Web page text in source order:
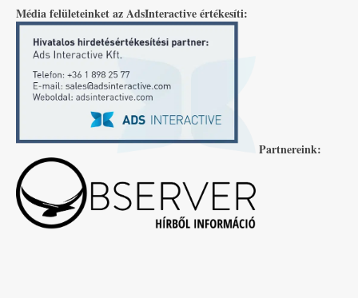
Média felületeinket az AdsInteractive értékesíti:
Partnereink: